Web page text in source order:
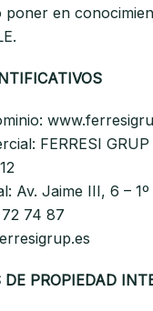
poner en
FERRESI
Av. Jaime III, 6 –
74 87
DE PROPIEDAD